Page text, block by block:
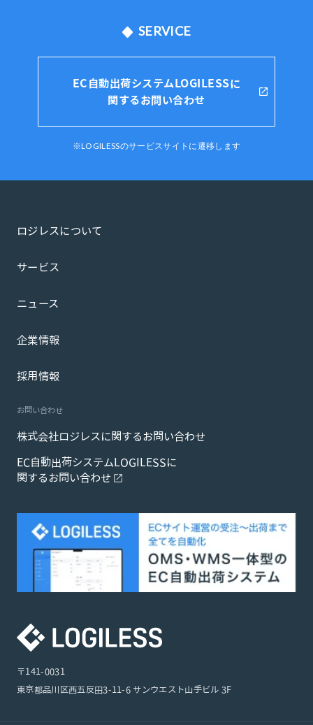
SERVICE
EC自動出荷システムLOGILESSに
関するお問い合わせ
※LOGILESSのサービスサイトに遷移します
〒141-0031
東京都品川区西五反田3-11-6 サンウエスト山手ビル 3F
ロジレスについて
サービス
ニュース
企業情報
採用情報
お問い合わせ
株式会社ロジレスに関するお問い合わせ
EC自動出荷システムLOGILESSに
関するお問い合わせ